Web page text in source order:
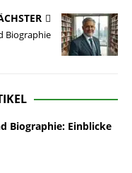
Biographie
Biographie: Einblicke